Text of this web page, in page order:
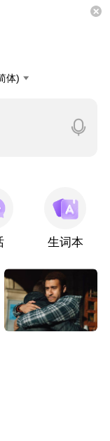
体)
生词本